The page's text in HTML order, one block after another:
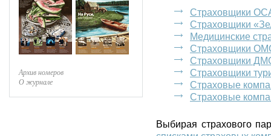
Архив номеров
О журнале
Страховщики
Страховщики
Медицинские
Страховщики
Страховщики
Страховщики
Страховые
Страховые
Выбирая страхового